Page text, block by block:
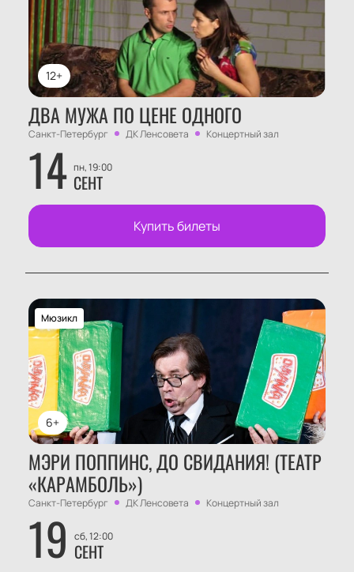
12+
ДВА МУЖА ПО ЦЕНЕ ОДНОГО
Санкт-Петербург ДК Ленсовета Концертный зал
14 пн, 19:00
СЕНТ
Купить билеты
6+
Мюзикл
МЭРИ ПОППИНС, ДО СВИДАНИЯ! (ТЕАТР
«КАРАМБОЛЬ»)
Санкт-Петербург ДК Ленсовета Концертный зал
19 сб, 12:00
СЕНТ